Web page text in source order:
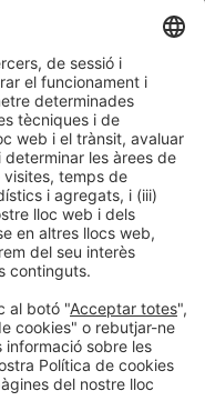
Pitching point